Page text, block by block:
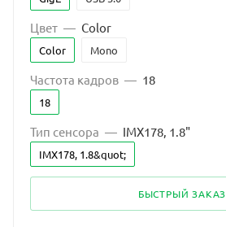
Цвет — Color
Color Mono
Частота кадров — 18
18
Тип сенсора — IMX178, 1.8"
IMX178, 1.8&quot;
БЫСТРЫЙ ЗАКАЗ